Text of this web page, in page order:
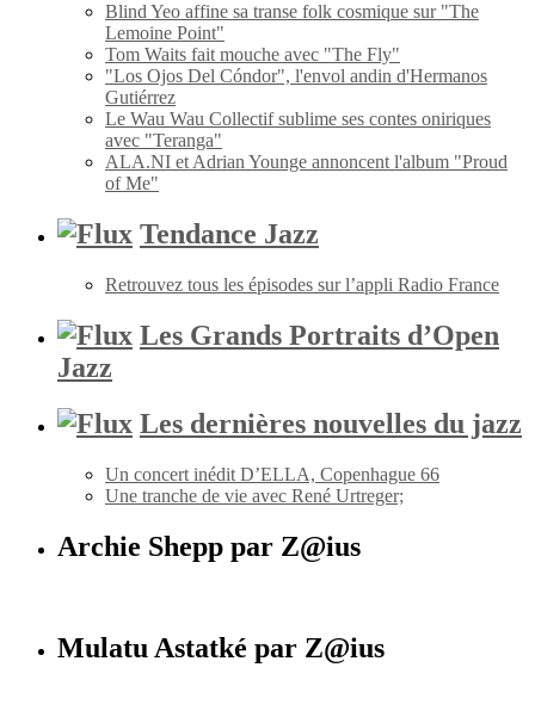
Blind Yeo affine sa transe folk cosmique sur "The
Lemoine Point"
Tom Waits fait mouche avec "The Fly"
"Los Ojos Del Cóndor", l'envol andin d'Hermanos
Gutiérrez
Le Wau Wau Collectif sublime ses contes oniriques
avec "Teranga"
ALA.NI et Adrian Younge annoncent l'album "Proud
of Me"
Tendance Jazz
Retrouvez tous les épisodes sur l’appli Radio France
Les Grands Portraits d’Open
Jazz
Les dernières nouvelles du jazz
Un concert inédit D’ELLA, Copenhague 66
Une tranche de vie avec René Urtreger;
Archie Shepp par Z@ius
Mulatu Astatké par Z@ius